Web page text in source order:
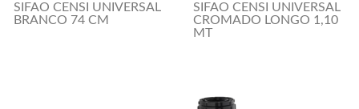
SIFAO CENSI UNIVERSAL
BRANCO 74 CM
SIFAO CENSI UNIVERSAL
CROMADO LONGO 1,10
MT